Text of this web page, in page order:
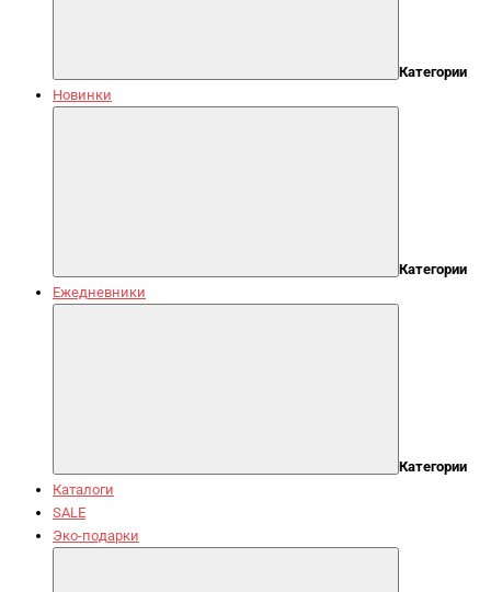
Категории
Новинки
Категории
Ежедневники
Категории
Каталоги
SALE
Эко-подарки